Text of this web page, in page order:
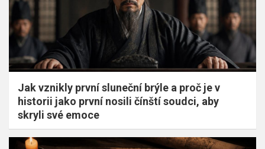
Jak vznikly první sluneční brýle a proč je v
historii jako první nosili čínští soudci, aby
skryli své emoce